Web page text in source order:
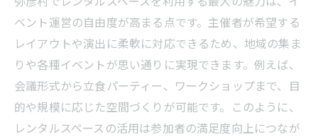
ベント運営の自由度が高まる点です。主催者が希望する
レイアウトや演出に柔軟に対応できるため、地域の集ま
りや各種イベントが思い通りに実現できます。例えば、
会議形式から立食パーティー、ワークショップまで、目
的や規模に応じた空間づくりが可能です。このように、
レンタルスペースの活用は参加者の満足度向上につなが